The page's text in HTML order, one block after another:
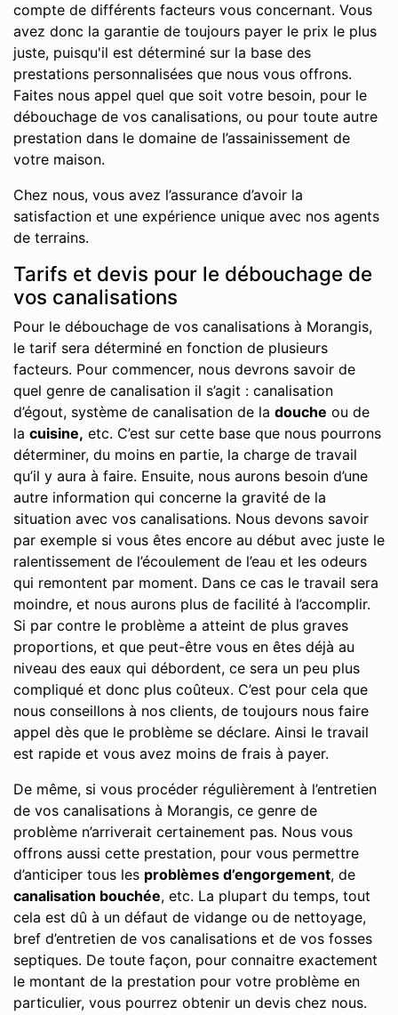
compte de différents facteurs vous concernant. Vous
avez donc la garantie de toujours payer le prix le plus
juste, puisqu'il est déterminé sur la base des
prestations personnalisées que nous vous offrons.
Faites nous appel quel que soit votre besoin, pour le
débouchage de vos canalisations, ou pour toute autre
prestation dans le domaine de l’assainissement de
votre maison.
Chez nous, vous avez l’assurance d’avoir la
satisfaction et une expérience unique avec nos agents
de terrains.
Tarifs et devis pour le débouchage de
vos canalisations
Pour le débouchage de vos canalisations à Morangis,
le tarif sera déterminé en fonction de plusieurs
facteurs. Pour commencer, nous devrons savoir de
quel genre de canalisation il s’agit : canalisation
d’égout, système de canalisation de la douche ou de
la cuisine, etc. C’est sur cette base que nous pourrons
déterminer, du moins en partie, la charge de travail
qu’il y aura à faire. Ensuite, nous aurons besoin d’une
autre information qui concerne la gravité de la
situation avec vos canalisations. Nous devons savoir
par exemple si vous êtes encore au début avec juste le
ralentissement de l’écoulement de l’eau et les odeurs
qui remontent par moment. Dans ce cas le travail sera
moindre, et nous aurons plus de facilité à l’accomplir.
Si par contre le problème a atteint de plus graves
proportions, et que peut-être vous en êtes déjà au
niveau des eaux qui débordent, ce sera un peu plus
compliqué et donc plus coûteux. C’est pour cela que
nous conseillons à nos clients, de toujours nous faire
appel dès que le problème se déclare. Ainsi le travail
est rapide et vous avez moins de frais à payer.
De même, si vous procéder régulièrement à l’entretien
de vos canalisations à Morangis, ce genre de
problème n’arriverait certainement pas. Nous vous
offrons aussi cette prestation, pour vous permettre
d’anticiper tous les problèmes d’engorgement, de
canalisation bouchée, etc. La plupart du temps, tout
cela est dû à un défaut de vidange ou de nettoyage,
bref d’entretien de vos canalisations et de vos fosses
septiques. De toute façon, pour connaitre exactement
le montant de la prestation pour votre problème en
particulier, vous pourrez obtenir un devis chez nous.